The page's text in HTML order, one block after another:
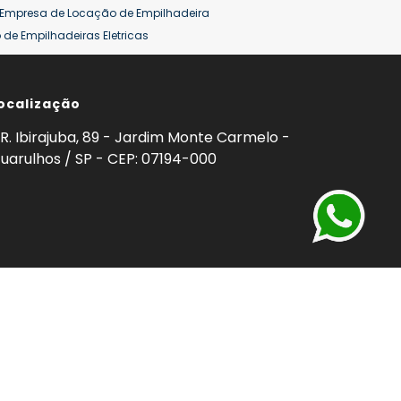
Empresa de Locação de Empilhadeira
Empilhadeiras Eletricas
de Empilhadeiras
Empilhadeira Hyster
ton Venda Empilhadeiras 25 ton
R. Ibirajuba, 89 - Jardim Monte Carmelo -
/ SP - CEP: 07194-000